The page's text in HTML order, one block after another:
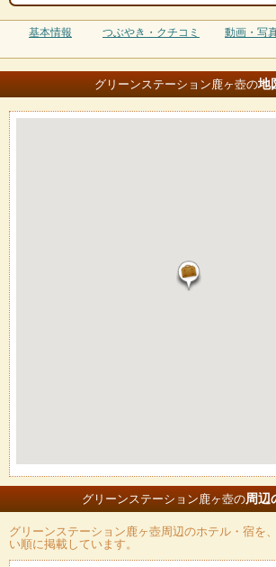
基本情報 つぶやき・クチコミ 動画・写
グリーンステーション鹿ヶ壺の地
グリーンステーション鹿ヶ壺の周辺
グリーンステーション鹿ヶ壺周辺のホテル・宿を
い順に掲載しています。